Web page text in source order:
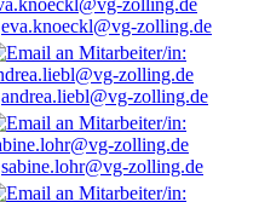
eva.knoeckl@vg-zolling.de
andrea.liebl@vg-zolling.de
sabine.lohr@vg-zolling.de